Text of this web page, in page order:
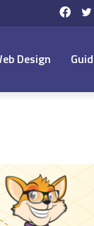
Design